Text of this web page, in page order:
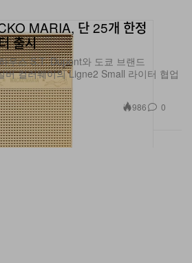
MARIA, 단 25개 한정
출시
우스 S.T. Dupont와 도쿄 브랜드
버 컬러웨이의 Ligne2 Small 라이터 협업
986 0